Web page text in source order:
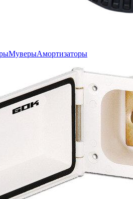
МуверыАмортизаторы